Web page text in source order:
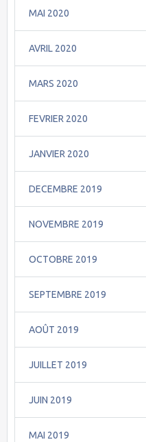
MAI 2020
AVRIL 2020
MARS 2020
FEVRIER 2020
JANVIER 2020
DECEMBRE 2019
NOVEMBRE 2019
OCTOBRE 2019
SEPTEMBRE 2019
AOÛT 2019
JUILLET 2019
JUIN 2019
MAI 2019